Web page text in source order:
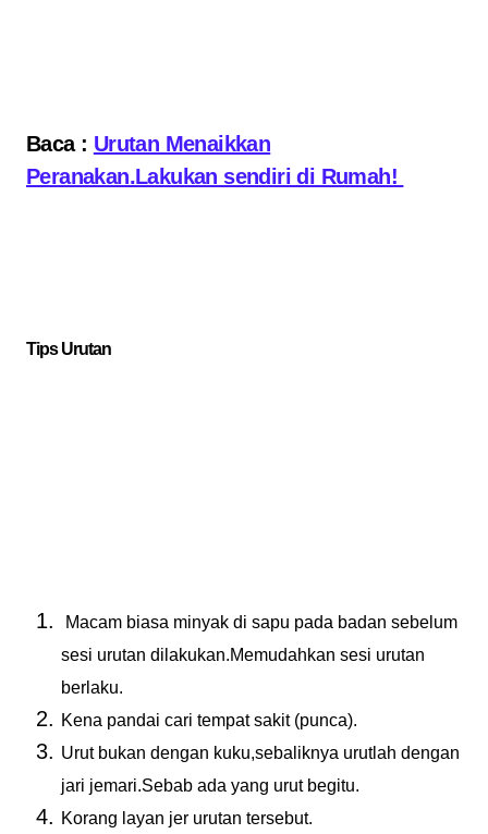
Baca : Urutan Menaikkan
Peranakan.Lakukan sendiri di Rumah!
Tips Urutan
Macam biasa minyak di sapu pada badan sebelum
sesi urutan dilakukan.Memudahkan sesi urutan
berlaku.
Kena pandai cari tempat sakit (punca).
Urut bukan dengan kuku,sebaliknya urutlah dengan
jari jemari.Sebab ada yang urut begitu.
Korang layan jer urutan tersebut.